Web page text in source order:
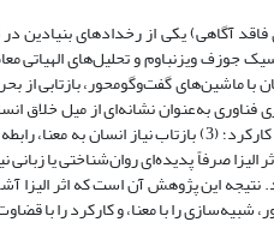
فاقد آگاهی) یکی از رخدادهای
جوزف ویزنباوم و تحلیل‌های الهیاتی
گفت‌وگومحور، بازتابی از
انسانی و محاسبه ماشینی و پیامدهای اخلاقی آن در
صرفاً پدیده‌ای روان‌شناختی یا زبانی
نتیجه این پژوهش آن است که اثر
را با معنا، و کارکرد را با